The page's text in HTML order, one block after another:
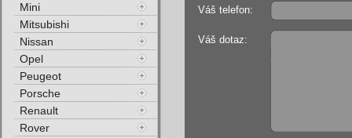
Váš telefon:
Váš dotaz:
Mini
Mitsubishi
Nissan
Opel
Peugeot
Porsche
Renault
Rover